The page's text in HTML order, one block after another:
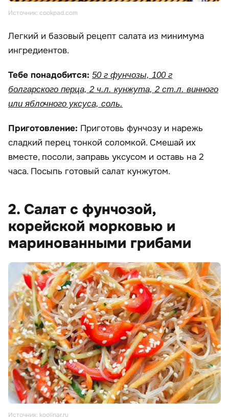
Источник: cookpad.com
Легкий и базовый рецепт салата из минимума
ингредиентов.
Тебе понадобится: 50 г фунчозы, 100 г
болгарского перца, 2 ч.л. кунжута, 2 ст.л. винного
или яблочного уксуса, соль.
Приготовление: Приготовь фунчозу и нарежь
сладкий перец тонкой соломкой. Смешай их
вместе, посоли, заправь уксусом и оставь на 2
часа. Посыпь готовый салат кунжутом.
2. Салат с фунчозой,
корейской морковью и
маринованными грибами
Источник: koolinar.ru